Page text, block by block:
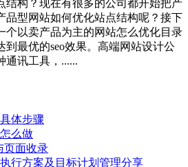
结构？现在有很多的公司都开始把产
品型网站如何优化站点结构呢？接下
个以卖产品为主的网站怎么优化目录
到最优的seo效果。高端网站设计公
通讯工具，......
体步骤
么做
页面收录
行方案及目标计划管理分享